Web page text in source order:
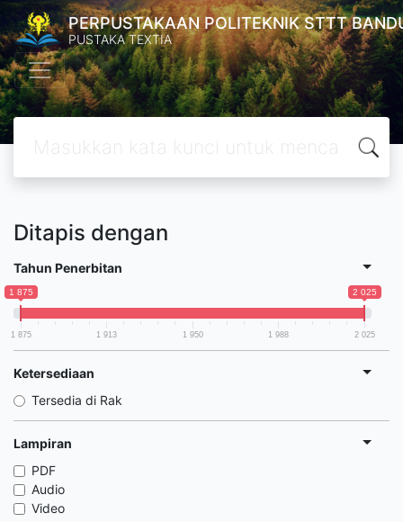
PERPUSTAKAAN POLITEKNIK STTT
PUSTAKA TEXTIA
Ditapis dengan
Tahun Penerbitan
1 875 2 025
1 875 1 913 1 950 1 988 2 025
Ketersediaan
Tersedia di Rak
Lampiran
PDF
Audio
Video